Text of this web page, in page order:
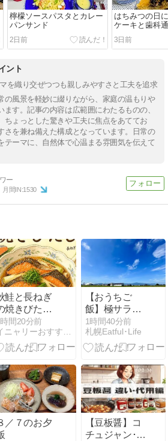
檸檬ソースパスタとカレー
パンサンド
2日前
はちみつの日
ケーキと歯科
3日前
ント
を織り交ぜつつも親しみやすさと工夫を追求
の風景を軽妙に綴りながら、家庭の温もりや
す。記事の内容は広範囲にわたるものの、
ちょっとした驚きや工夫に焦点をあててお
さを兼ね備えた構成となっています。日常の
テーマに、自然体で心温まる雰囲気を伝えて
月間IN:1530
鮭と長ねぎ
焼きびたし
レシピ＆作
方
間20分前
イニャリーおすすめレシピ＆ガーデニング
【おうちご
飯】極サラダ
チキンのよだ
れ鶏＆つけ蕎
麦
1時間40分前
札幌Eatful･Life
／７のお夕
【豆板醤】コ
チュジャン･甜